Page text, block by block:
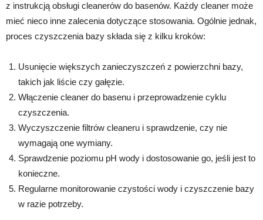
z instrukcją obsługi cleanerów do basenów. Każdy cleaner może
mieć nieco inne zalecenia dotyczące stosowania. Ogólnie jednak,
proces czyszczenia bazy składa się z kilku kroków:
Usunięcie większych zanieczyszczeń z powierzchni bazy,
takich jak liście czy gałęzie.
Włączenie cleaner do basenu i przeprowadzenie cyklu
czyszczenia.
Wyczyszczenie filtrów cleaneru i sprawdzenie, czy nie
wymagają one wymiany.
Sprawdzenie poziomu pH wody i dostosowanie go, jeśli jest to
konieczne.
Regularne monitorowanie czystości wody i czyszczenie bazy
w razie potrzeby.